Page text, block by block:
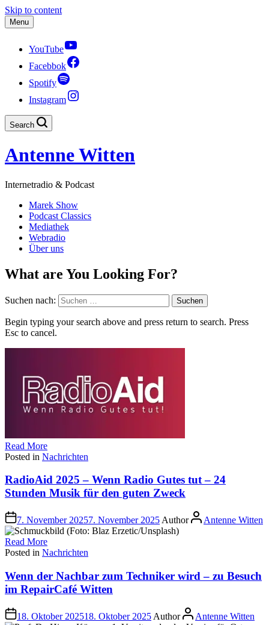
Skip to content
Menu
YouTube
Facebbok
Spotify
Instagram
Search
Antenne Witten
Internetradio & Podcast
Marek Show
Podcast Classics
Mediathek
Webradio
Über uns
What are You Looking For?
Suchen nach:
Begin typing your search above and press return to search. Press
Esc to cancel.
Read More
Posted in Nachrichten
RadioAid 2025 – Wenn Radio Gutes tut – 24
Stunden Musik für den guten Zweck
7. November 20257. November 2025 Author Antenne Witten
Read More
Posted in Nachrichten
Wenn der Nachbar zum Techniker wird – zu Besuch
im RepairCafé Witten
18. Oktober 202518. Oktober 2025 Author Antenne Witten